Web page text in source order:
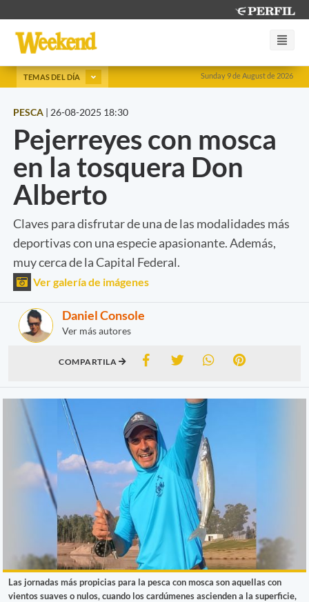
Sunday 9 de August de 2026
TEMAS DEL DÍA
PESCA | 26-08-2025 18:30
Pejerreyes con mosca
en la tosquera Don
Alberto
Claves para disfrutar de una de las modalidades más
deportivas con una especie apasionante. Además,
muy cerca de la Capital Federal.
Ver galería de imágenes
Daniel Console
Ver más autores
COMPARTILA
Las jornadas más propicias para la pesca con mosca son aquellas con
vientos suaves o nulos, cuando los cardúmenes ascienden a la superficie,